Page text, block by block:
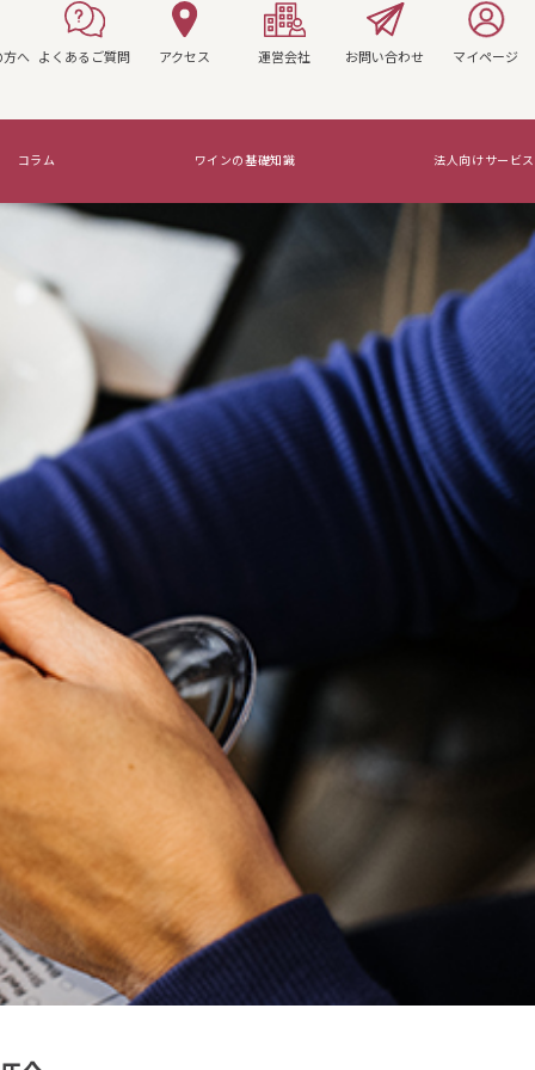
方へ よくあるご質問 アクセス 運営会社 お問い合わせ マイページ
コラム ワインの基礎知識
マリアージュを知ろう！
法人向けサービス